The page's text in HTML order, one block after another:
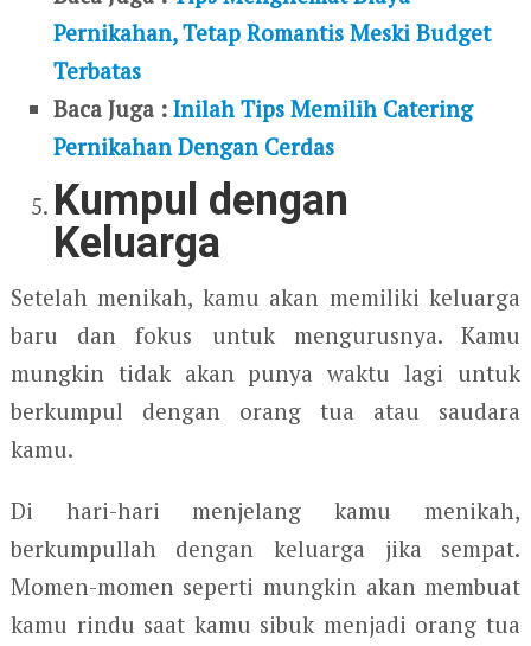
Pernikahan, Tetap Romantis Meski Budget
Terbatas
Baca Juga :Inilah Tips Memilih Catering
Pernikahan Dengan Cerdas
Kumpul dengan
Keluarga
Setelah menikah, kamu akan memiliki keluarga
baru dan fokus untuk mengurusnya. Kamu
mungkin tidak akan punya waktu lagi untuk
berkumpul dengan orang tua atau saudara
kamu.
Di hari-hari menjelang kamu menikah,
berkumpullah dengan keluarga jika sempat.
Momen-momen seperti mungkin akan membuat
kamu rindu saat kamu sibuk menjadi orang tua